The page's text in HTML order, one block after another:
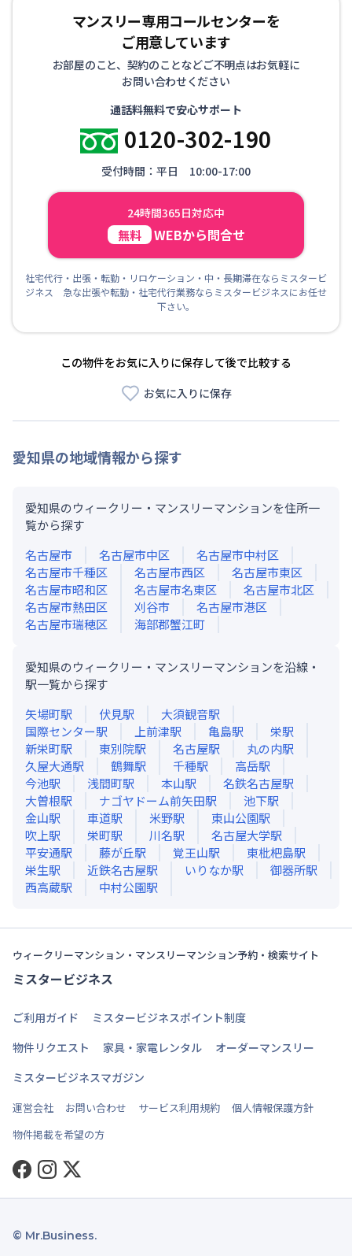
マンスリー専用コールセンターを
ご用意しています
お部屋のこと、契約のことなどご不明点はお気軽に
お問い合わせください
通話料無料で安心サポート
0120-302-190
受付時間：平日 10:00-17:00
24時間365日対応中
無料 WEBから問合せ
社宅代行・出張・転勤・リロケーション・中・長期滞在ならミスタービ
ジネス 急な出張や転勤・社宅代行業務ならミスタービジネスにお任せ
下さい。
この物件をお気に入りに保存して後で比較する
お気に入りに保存
愛知県の地域情報から探す
愛知県のウィークリー・マンスリーマンションを住所一
覧から探す
名古屋市
名古屋市中区
名古屋市中村区
名古屋市千種区
名古屋市西区
名古屋市東区
名古屋市昭和区
名古屋市名東区
名古屋市北区
名古屋市熱田区
刈谷市
名古屋市港区
名古屋市瑞穂区
海部郡蟹江町
愛知県のウィークリー・マンスリーマンションを沿線・
駅一覧から探す
矢場町駅 伏見駅 大須観音駅
国際センター駅 上前津駅 亀島駅 栄駅
新栄町駅 東別院駅 名古屋駅 丸の内駅
久屋大通駅 鶴舞駅 千種駅 高岳駅
今池駅 浅間町駅 本山駅 名鉄名古屋駅
大曽根駅 ナゴヤドーム前矢田駅 池下駅
金山駅 車道駅 米野駅 東山公園駅
吹上駅 栄町駅 川名駅 名古屋大学駅
平安通駅 藤が丘駅 覚王山駅 東枇杷島駅
栄生駅 近鉄名古屋駅 いりなか駅 御器所駅
西高蔵駅 中村公園駅
ウィークリーマンション・マンスリーマンション予約・検索サイト
ミスタービジネス
ご利用ガイド
ミスタービジネスポイント制度
物件リクエスト
家具・家電レンタル
オーダーマンスリー
ミスタービジネスマガジン
運営会社 お問い合わせ サービス利用規約
個人情報保護方針
物件掲載を希望の方
Facebook
Instagram
Twitter
© Mr.Business.